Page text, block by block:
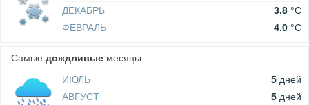
ДЕКАБРЬ
3.8 °C
ФЕВРАЛЬ
4.0 °C
Самые дождливые месяцы:
ИЮЛЬ
5 дней
АВГУСТ
5 дней